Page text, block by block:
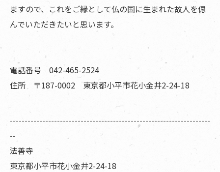
ますので、これをご縁として仏の国に生まれた故人を偲
んでいただきたいと思います。
電話番号 042-465-2524
住所 〒187-0002 東京都小平市花小金井2-24-18
--------------------------------------------------------------------
--
法善寺
東京都小平市花小金井2-24-18